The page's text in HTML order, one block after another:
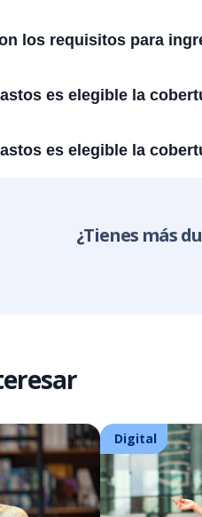
los requisitos para
es elegible la
es elegible la
¿Tienes más
Digital